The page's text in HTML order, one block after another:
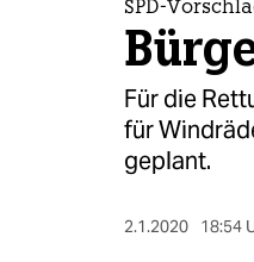
SPD-
Für die
für
geplant.
2.1.2020 18:54